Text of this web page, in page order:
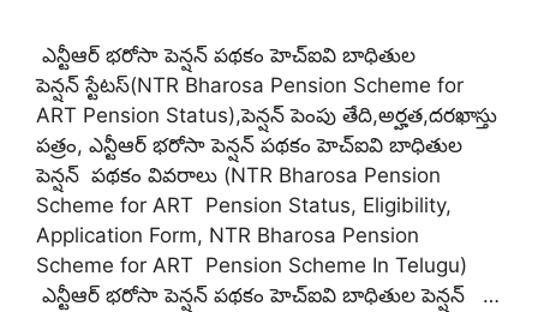
ఎన్టీఆర్ భరోసా పెన్షన్ పథకం హెచ్ఐవి బాధితుల
పెన్షన్ స్టేటస్(NTR Bharosa Pension Scheme for
ART Pension Status),పెన్షన్ పెంపు తేది,అర్హత,దరఖాస్తు
పత్రం, ఎన్టీఆర్ భరోసా పెన్షన్ పథకం హెచ్ఐవి బాధితుల
పెన్షన్ పథకం వివరాలు (NTR Bharosa Pension
Scheme for ART Pension Status, Eligibility,
Application Form, NTR Bharosa Pension
Scheme for ART Pension Scheme In Telugu)
ఎన్టీఆర్ భరోసా పెన్షన్ పథకం హెచ్ఐవి బాధితుల పెన్షన్ …